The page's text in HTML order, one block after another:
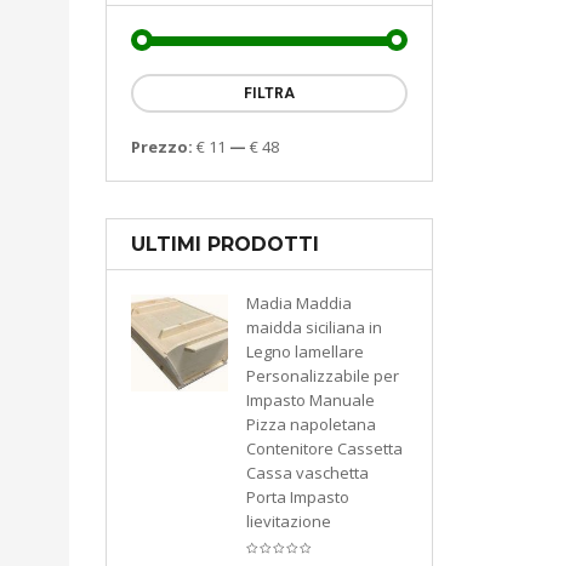
FILTRA
Prezzo: € 11 — € 48
ULTIMI PRODOTTI
Madia Maddia
maidda siciliana in
Legno lamellare
Personalizzabile per
Impasto Manuale
Pizza napoletana
Contenitore Cassetta
Cassa vaschetta
Porta Impasto
lievitazione